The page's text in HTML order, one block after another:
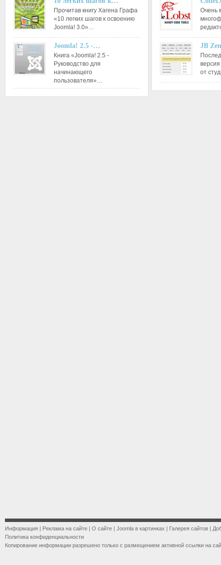
Прочитав книгу Хагена Графа
«10 легких шагов к освоению
Joomla! 3.0»…
Joomla! 2.5 -…
Книга «Joomla! 2.5 -
Руководство для
начинающего
пользователя»…
Очень
JB
от
Информация | Реклама на сайте | О сайте | Joomla в картинках | Галерея сайтов |
Политика конфиденциальности
Копирование информации разрешено только с размещением активной ссылки на